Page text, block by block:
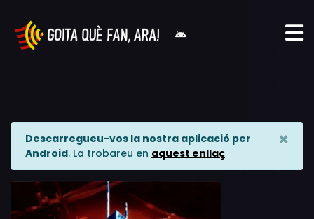
Descarregueu-vos la nostra aplicació per
Android. La trobareu en aquest enllaç
×